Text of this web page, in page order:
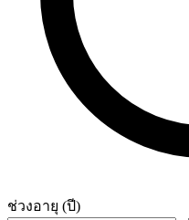
ช่วงอายุ (ปี)